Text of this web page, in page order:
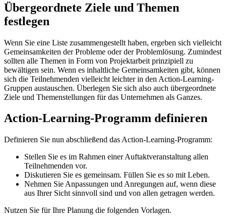
Übergeordnete Ziele und Themen
festlegen
Wenn Sie eine Liste zusammengestellt haben, ergeben sich vielleicht
Gemeinsamkeiten der Probleme oder der Problemlösung. Zumindest
sollten alle Themen in Form von Projektarbeit prinzipiell zu
bewältigen sein. Wenn es inhaltliche Gemeinsamkeiten gibt, können
sich die Teilnehmenden vielleicht leichter in den Action-Learning-
Gruppen austauschen. Überlegen Sie sich also auch übergeordnete
Ziele und Themenstellungen für das Unternehmen als Ganzes.
Action-Learning-Programm definieren
Definieren Sie nun abschließend das Action-Learning-Programm:
Stellen Sie es im Rahmen einer Auftaktveranstaltung allen
Teilnehmenden vor.
Diskutieren Sie es gemeinsam. Füllen Sie es so mit Leben.
Nehmen Sie Anpassungen und Anregungen auf, wenn diese
aus Ihrer Sicht sinnvoll sind und von allen getragen werden.
Nutzen Sie für Ihre Planung die folgenden Vorlagen.